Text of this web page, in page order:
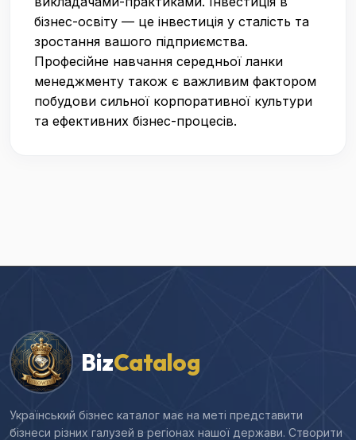
бізнес-освіту — це інвестиція у сталість та
зростання вашого підприємства.
Професійне навчання середньої ланки
менеджменту також є важливим фактором
побудови сильної корпоративної культури
та ефективних бізнес-процесів.
BizCatalog
Український бізнес каталог має на меті представити
бізнеси різних галузей в регіонах нашої держави. Створити